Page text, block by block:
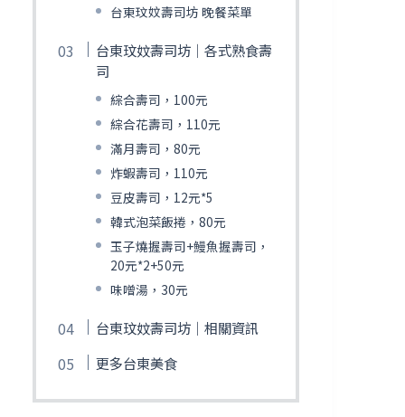
台東玟妏壽司坊 晚餐菜單
台東玟妏壽司坊｜各式熟食壽
司
綜合壽司，100元
綜合花壽司，110元
滿月壽司，80元
炸蝦壽司，110元
豆皮壽司，12元*5
韓式泡菜飯捲，80元
玉子燒握壽司+鰻魚握壽司，
20元*2+50元
味噌湯，30元
台東玟妏壽司坊｜相關資訊
更多台東美食